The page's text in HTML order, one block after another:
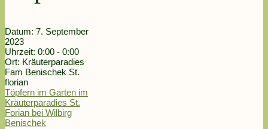
Datum: 7. September
2023
Uhrzeit: 0:00 - 0:00
Ort: Kräuterparadies
Fam Benischek St.
florian
Töpfern im Garten im
Kräuterparadies St.
Forian bei Wilbirg
Benischek